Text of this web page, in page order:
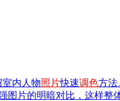
内人物照片快速调色方法
图片的明暗对比，这样整